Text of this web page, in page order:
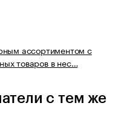
ассортиментом с
товаров в нес…
с тем же